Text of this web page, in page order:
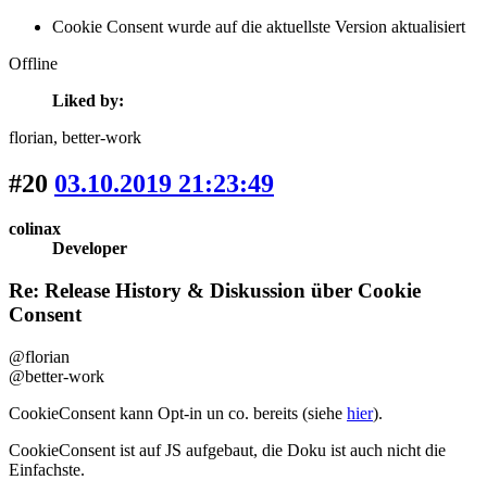
Cookie Consent wurde auf die aktuellste Version aktualisiert
Offline
Liked by:
florian, better-work
#20 03.10.2019 21:23:49
colinax
Developer
Re: Release History & Diskussion über Cookie
Consent
@florian
@better-work
CookieConsent kann Opt-in un co. bereits (siehe hier).
CookieConsent ist auf JS aufgebaut, die Doku ist auch nicht die
Einfachste.